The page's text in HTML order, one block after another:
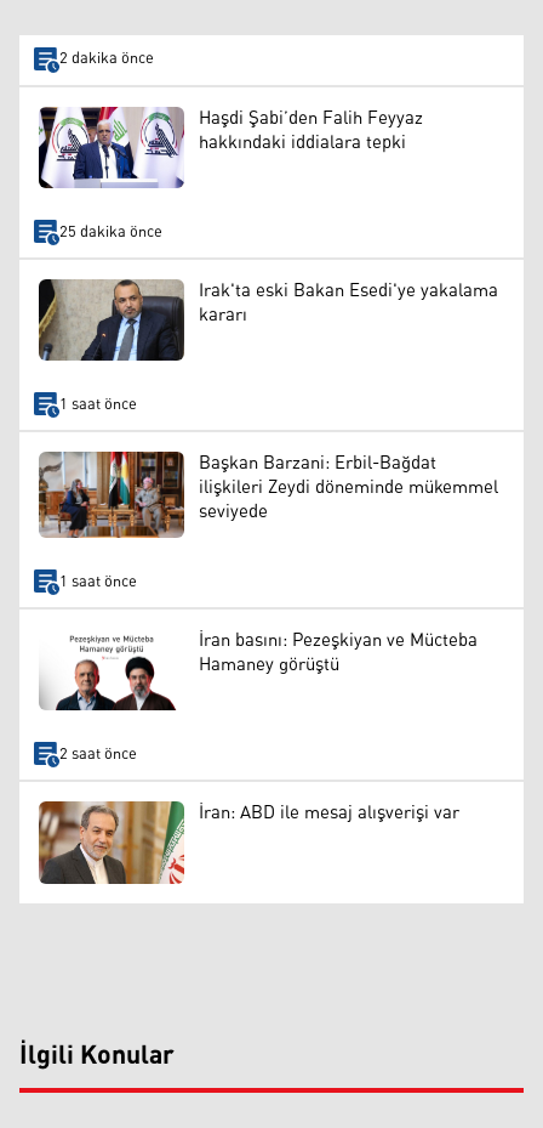
2 dakika önce
Haşdi Şabi’den Falih Feyyaz
hakkındaki iddialara tepki
25 dakika önce
Irak'ta eski Bakan Esedi'ye yakalama
kararı
1 saat önce
Başkan Barzani: Erbil-Bağdat
ilişkileri Zeydi döneminde mükemmel
seviyede
1 saat önce
İran basını: Pezeşkiyan ve Mücteba
Hamaney görüştü
2 saat önce
İran: ABD ile mesaj alışverişi var
İlgili Konular